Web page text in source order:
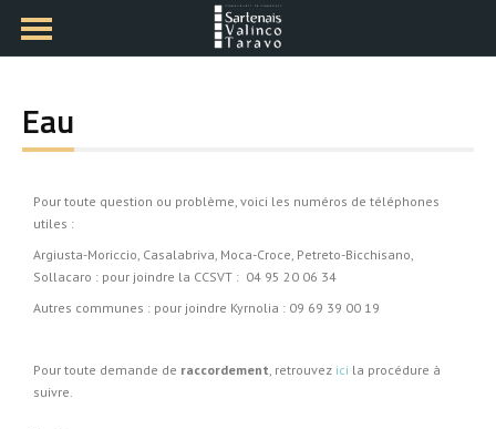
Eau
Pour toute question ou problème, voici les numéros de téléphones
utiles :
Argiusta-Moriccio, Casalabriva, Moca-Croce, Petreto-Bicchisano,
Sollacaro : pour joindre la CCSVT : 04 95 20 06 34
Autres communes : pour joindre Kyrnolia : 09 69 39 00 19
Pour toute demande de raccordement, retrouvez ici la procédure à
suivre.